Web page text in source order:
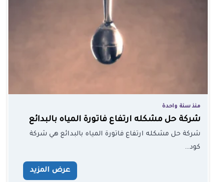
منذ سنة واحدة
شركة حل مشكله ارتفاع فاتورة المياه بالبدائع
شركة حل مشكله ارتفاع فاتورة المياه بالبدائع هي شركة
كود…
عرض المزيد